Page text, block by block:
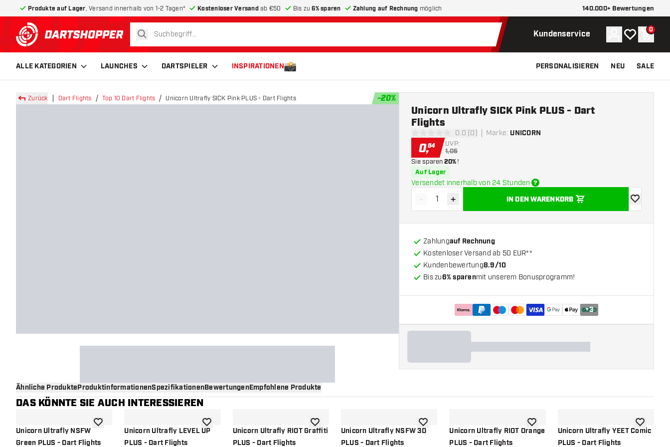
Produkte auf Lager , Versand innerhalb von 1-2 Tagen* Kostenloser Versandab €50 Bis zu6% sparen Zahlung auf Rechnung möglich 140.000+ Bewertungen
zurück zur Startseite
suchen Kundenservice Konto
Meine 0
ALLE KATEGORIEN LAUNCHES DARTSPIELER INSPIRATIONEN PERSONALISIEREN NEU SALE
Zurück Dart Flights Top 10 Dart Flights Unicorn Ultrafly SICK Pink PLUS - Dart Flights -20%
0 Bewertungssterne
0.0 (0) Marke: UNICORN
Unicorn Ultrafly SICK Pink PLUS - Dart
Flights
0,84 UVP:
1,05
Sie sparen20%!
Auf Lager
Versendet innerhalb von 24 Stunden
Menge verringern
- Menge erhöhen
+ IN DEN WARENKORB
Zur
Zahlungauf Rechnung
Kostenloser Versand ab 50 EUR**
Kundenbewertung8.9/10
Bis zu6% sparenmit unserem Bonusprogramm!
+3
Ähnliche ProdukteProduktinformationenSpezifikationenBewertungenEmpfohlene Produkte
DAS KÖNNTE SIE AUCH INTERESSIEREN
Unicorn Ultrafly NSFW
Green PLUS - Dart Flights
Zur Wunschliste hinzufügen
Unicorn Ultrafly LEVEL UP
PLUS - Dart Flights
Zur Wunschliste hinzufügen
Unicorn Ultrafly RIOT Graffiti
PLUS - Dart Flights
Zur Wunschliste hinzufügen
Unicorn Ultrafly NSFW 3D
PLUS - Dart Flights
Zur Wunschliste hinzufügen
Unicorn Ultrafly RIOT Orange
PLUS - Dart Flights
Zur Wunschliste hinzufügen
Unicorn Ultrafly YEET Comic
PLUS - Dart Flights
Zur